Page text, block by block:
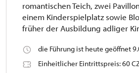
romantischen Teich, zwei
einem Kinderspielplatz sowie
früher der Ausbildung adliger
die Führung ist heute geöffnet
Einheitlicher Eintrittspreis: 60